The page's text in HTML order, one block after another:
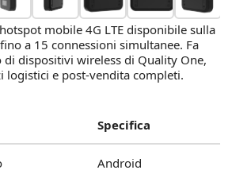
mobile 4G LTE disponibile sulla
a 15 connessioni simultanee. Fa
dispositivi wireless di Quality One,
logistici e post-vendita completi.
Specifica
Android